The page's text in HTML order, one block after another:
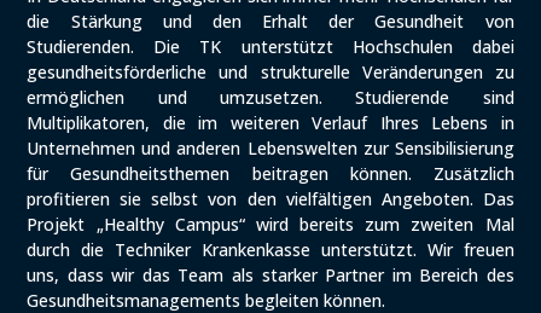
die Stärkung und den Erhalt der Gesundheit von
Studierenden. Die TK unterstützt Hochschulen dabei
gesundheitsförderliche und strukturelle Veränderungen zu
ermöglichen und umzusetzen. Studierende sind
Multiplikatoren, die im weiteren Verlauf Ihres Lebens in
Unternehmen und anderen Lebenswelten zur Sensibilisierung
für Gesundheitsthemen beitragen können. Zusätzlich
profitieren sie selbst von den vielfältigen Angeboten. Das
Projekt „Healthy Campus“ wird bereits zum zweiten Mal
durch die Techniker Krankenkasse unterstützt. Wir freuen
uns, dass wir das Team als starker Partner im Bereich des
Gesundheitsmanagements begleiten können.